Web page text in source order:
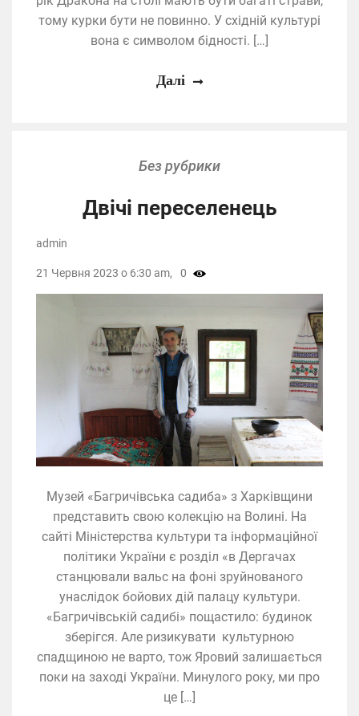
тому курки бути не повинно. У східній культурі
вона є символом бідності. […]
Далі
Без рубрики
Двічі переселенець
Музей «Багричівська садиба» з Харківщини
представить свою колекцію на Волині. На
сайті Міністерства культури та інформаційної
політики України є розділ «в Дергачах
станцювали вальс на фоні зруйнованого
унаслідок бойових дій палацу культури.
«Багричівській садибі» пощастило: будинок
зберігся. Але ризикувати культурною
спадщиною не варто, тож Яровий залишається
поки на заході України. Минулого року, ми про
це […]
admin
21 Червня 2023 о 6:30 am, 0